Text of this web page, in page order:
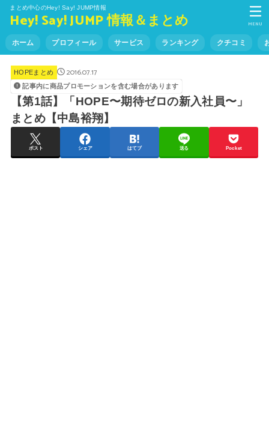
まとめ中心のHey! Say! JUMP情報
Hey! Say! JUMP 情報＆まとめ
ホーム プロフィール サービス ランキング クチコミ
MENU
HOPEまとめ 2016.07.17
記事内に商品プロモーションを含む場合があります
【第1話】「HOPE〜期待ゼロの新入社員〜」
まとめ【中島裕翔】
ポスト シェア はてブ 送る Pocket